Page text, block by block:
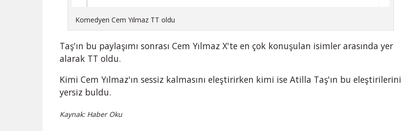
Komedyen Cem Yılmaz TT oldu
Taş'ın bu paylaşımı sonrası Cem Yılmaz X'te en çok konuşulan isimler arasında yer
alarak TT oldu.
Kimi Cem Yılmaz'ın sessiz kalmasını eleştirirken kimi ise Atilla Taş'ın bu eleştirilerini
yersiz buldu.
Kaynak: Haber Oku